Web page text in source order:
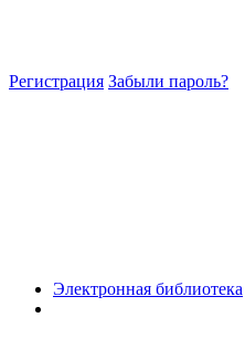
Регистрация Забыли пароль?
Электронная библиотека